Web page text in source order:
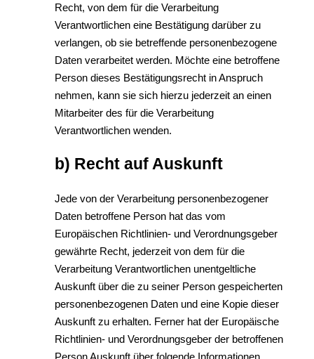
Recht, von dem für die Verarbeitung
Verantwortlichen eine Bestätigung darüber zu
verlangen, ob sie betreffende personenbezogene
Daten verarbeitet werden. Möchte eine betroffene
Person dieses Bestätigungsrecht in Anspruch
nehmen, kann sie sich hierzu jederzeit an einen
Mitarbeiter des für die Verarbeitung
Verantwortlichen wenden.
b) Recht auf Auskunft
Jede von der Verarbeitung personenbezogener
Daten betroffene Person hat das vom
Europäischen Richtlinien- und Verordnungsgeber
gewährte Recht, jederzeit von dem für die
Verarbeitung Verantwortlichen unentgeltliche
Auskunft über die zu seiner Person gespeicherten
personenbezogenen Daten und eine Kopie dieser
Auskunft zu erhalten. Ferner hat der Europäische
Richtlinien- und Verordnungsgeber der betroffenen
Person Auskunft über folgende Informationen